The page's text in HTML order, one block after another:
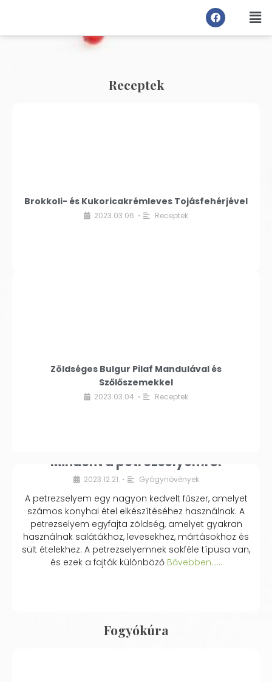
Receptek
Brokkoli- és Kukoricakrémleves Tojásfehérjével
2023.03.06. • Receptek
Zöldséges Bulgur Pilaf Mandulával és
Szőlőszemekkel
2023.03.04. • Receptek
Mindent a petrezselyemről
2023.12.21. • Gyógynövények
A petrezselyem egy nagyon kedvelt fűszer, amelyet
számos konyhai étel elkészítéséhez használnak. A
petrezselyem egyfajta zöldség, amelyet gyakran
használnak salátákhoz, levesekhez, mártásokhoz és
sült ételekhez. A petrezselyemnek sokféle típusa van,
és ezek a fajták különbözőBővebben...…
Fogyókúra